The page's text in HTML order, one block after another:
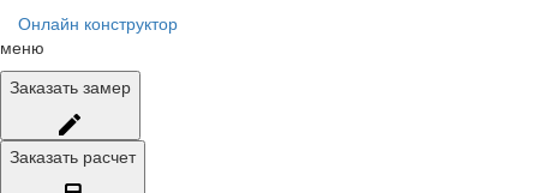
Онлайн конструктор
меню
Заказать замер
Заказать расчет